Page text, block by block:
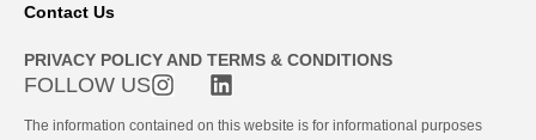
Contact Us
PRIVACY POLICY AND TERMS & CONDITIONS
FOLLOW US
The information contained on this website is for informational purposes